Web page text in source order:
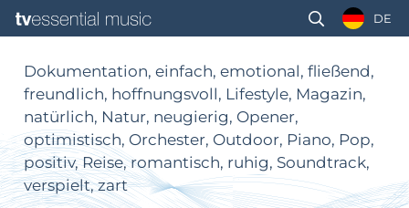
DE
Dokumentation, einfach, emotional, fließend,
freundlich, hoffnungsvoll, Lifestyle, Magazin,
natürlich, Natur, neugierig, Opener,
optimistisch, Orchester, Outdoor, Piano, Pop,
positiv, Reise, romantisch, ruhig, Soundtrack,
verspielt, zart